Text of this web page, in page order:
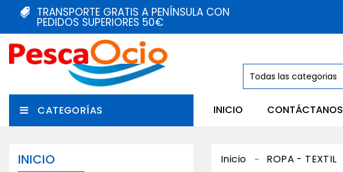
TRANSPORTE GRATIS A PENÍNSULA CON
PEDIDOS SUPERIORES 50€
INICIO CONTÁCTANOS
CATEGORÍAS
INICIO Inicio ROPA - TEXTIL